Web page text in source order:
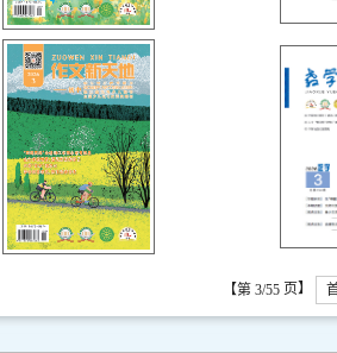
【第 3/55页】